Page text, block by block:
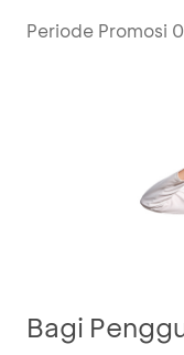
Periode Promosi
Bagi